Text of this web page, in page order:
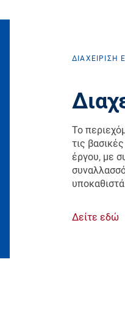
ΔΙΑΧΕΙΡΙΣΗ
Το
τις
έργου, με
Δείτε εδώ